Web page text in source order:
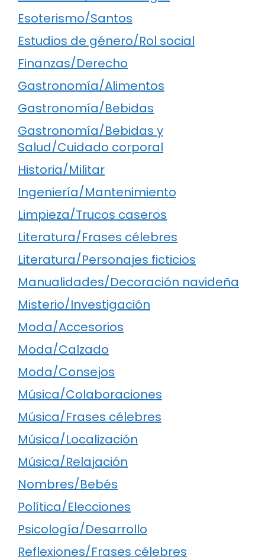
Esoterismo/Santos
Estudios de género/Rol social
Finanzas/Derecho
Gastronomía/Alimentos
Gastronomía/Bebidas
Gastronomía/Bebidas y
Salud/Cuidado corporal
Historia/Militar
Ingeniería/Mantenimiento
Limpieza/Trucos caseros
Literatura/Frases célebres
Literatura/Personajes ficticios
Manualidades/Decoración navideña
Misterio/Investigación
Moda/Accesorios
Moda/Calzado
Moda/Consejos
Música/Colaboraciones
Música/Frases célebres
Música/Localización
Música/Relajación
Nombres/Bebés
Política/Elecciones
Psicología/Desarrollo
Reflexiones/Frases célebres